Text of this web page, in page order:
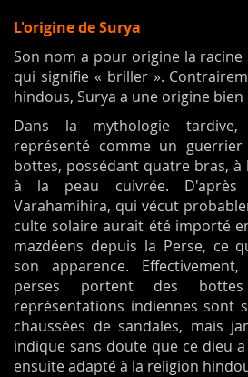
L'origine de Surya
Son nom a pour origine la racine
qui signifie « briller ».
hindous, Surya a une origine
Dans la mythologie
représenté comme un
bottes, possédant quatre bras,
à la peau cuivrée. D'après
Varahamihira, qui vécut
culte solaire aurait été importé
mazdéens depuis la Perse, ce
son apparence.
perses portent des
représentations indiennes sont
chaussées de sandales, mais
indique sans doute que ce dieu
ensuite adapté à la religion